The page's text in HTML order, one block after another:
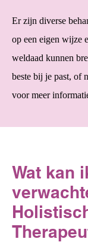
Er zijn diverse
op een eigen wijze
weldaad kunnen
beste bij je past, of
voor meer
Wat kan